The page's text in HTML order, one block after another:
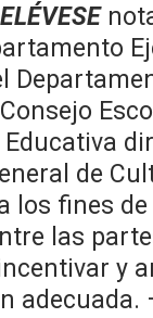
de
los fines
las
y
adecuada.